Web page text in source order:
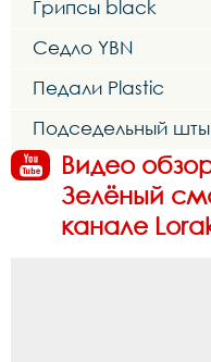
Грипсы black
Седло YBN
Педали Plastic
Подседельный
Видео
Зелёный
канале